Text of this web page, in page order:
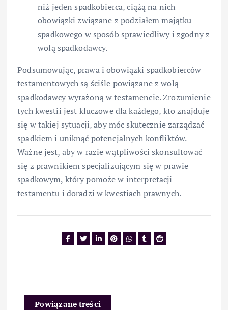
niż jeden spadkobierca, ciążą na nich
obowiązki związane z podziałem majątku
spadkowego w sposób sprawiedliwy i zgodny z
wolą spadkodawcy.
Podsumowując, prawa i obowiązki spadkobierców
testamentowych są ściśle powiązane z wolą
spadkodawcy wyrażoną w testamencie. Zrozumienie
tych kwestii jest kluczowe dla każdego, kto znajduje
się w takiej sytuacji, aby móc skutecznie zarządzać
spadkiem i uniknąć potencjalnych konfliktów.
Ważne jest, aby w razie wątpliwości skonsultować
się z prawnikiem specjalizującym się w prawie
spadkowym, który pomoże w interpretacji
testamentu i doradzi w kwestiach prawnych.
Powiązane treści